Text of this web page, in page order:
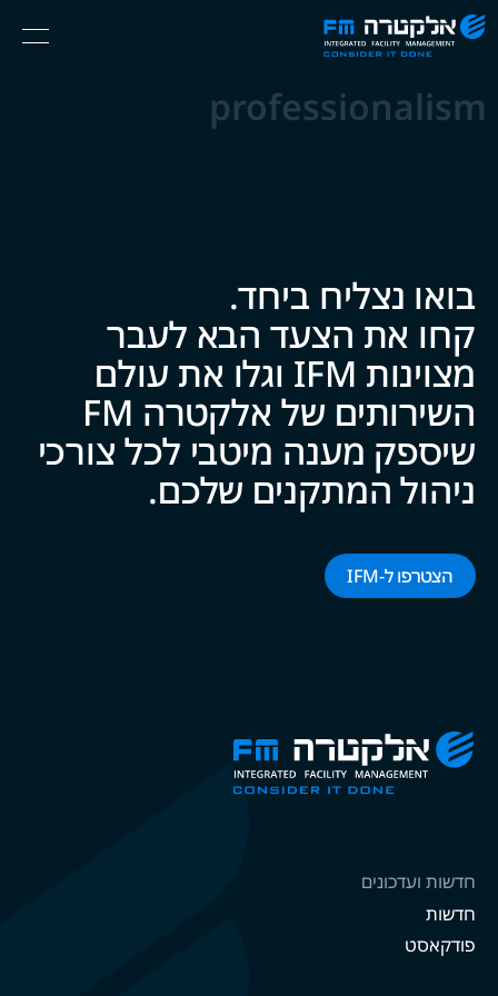
Skip
content
אלקטרה
It
Done
Menu
professionalism
בואו נצליח ביח‍‍ד.
קחו את הצעד הבא לעבר
מצוינות IFM וגלו את עולם
השירותים של אלקטרה FM
שיספק מענה מיטבי לכל צ‍‍ו‍‍רכי
ניהול המתקנים של‍‍כם.
הצטרפו ל-‌‌IFM‌‌
חדשות ועדכונים
חדשות
פודקאסט